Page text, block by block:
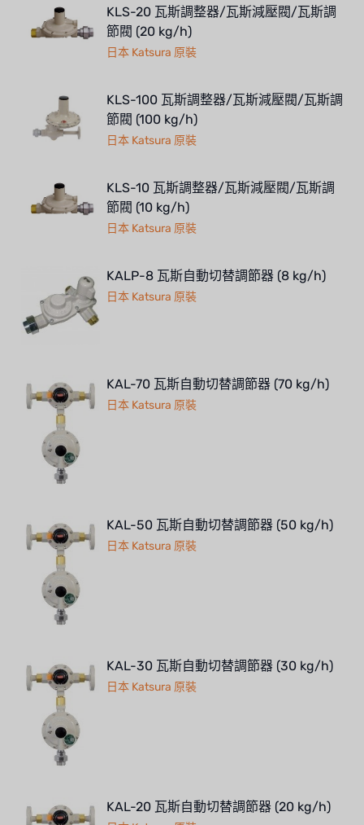
KLS-20 瓦斯調整器/瓦斯減壓閥/瓦斯調
節閥 (20 kg/h)
日本 Katsura 原裝
KLS-100 瓦斯調整器/瓦斯減壓閥/瓦斯調
節閥 (100 kg/h)
日本 Katsura 原裝
KLS-10 瓦斯調整器/瓦斯減壓閥/瓦斯調
節閥 (10 kg/h)
日本 Katsura 原裝
KALP-8 瓦斯自動切替調節器 (8 kg/h)
日本 Katsura 原裝
KAL-70 瓦斯自動切替調節器 (70 kg/h)
日本 Katsura 原裝
KAL-50 瓦斯自動切替調節器 (50 kg/h)
日本 Katsura 原裝
KAL-30 瓦斯自動切替調節器 (30 kg/h)
日本 Katsura 原裝
KAL-20 瓦斯自動切替調節器 (20 kg/h)